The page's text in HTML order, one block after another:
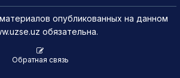
опубликованных на данном
обязательна.
Обратная связь